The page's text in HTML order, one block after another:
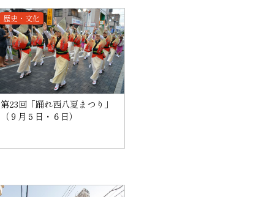
歴史・文化
第23回「踊れ西八夏まつり」
（９月５日・６日）